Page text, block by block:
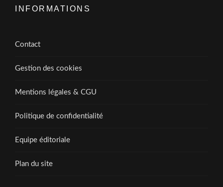
INFORMATIONS
Contact
Gestion des cookies
Mentions légales & CGU
Politique de confidentialité
Equipe éditoriale
Plan du site